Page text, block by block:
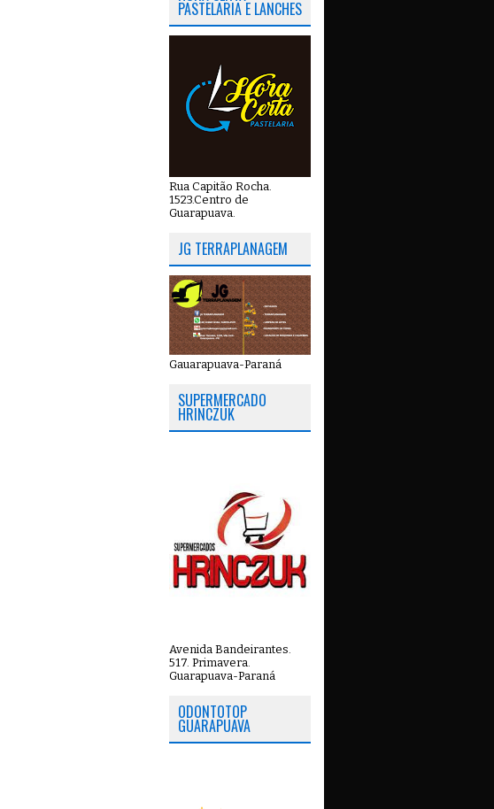
PASTELARIA E LANCHES
Rua Capitão Rocha.
1523.Centro de
Guarapuava.
JG TERRAPLANAGEM
Gauarapuava-Paraná
SUPERMERCADO
HRINCZUK
Avenida Bandeirantes.
517. Primavera.
Guarapuava-Paraná
ODONTOTOP
GUARAPUAVA